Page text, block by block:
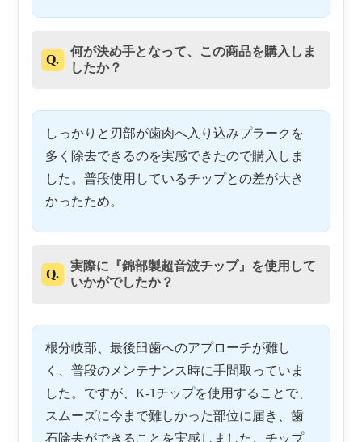
Q.
何が決め手となって、この商品を購入しま
したか？
しっかりと刃部が歯肉へ入り込みプラークを
多く除去できるのを実感できたので購入しま
した。普段使用しているチップとの差が大き
かったため。
Q.
実際に『錦部製超音波チップ』を使用して
いかがでしたか？
根分岐部、最後臼歯へのアプローチが難し
く、普段のメンテナンス時に手間取っていま
した。ですが、K-1チップを使用することで、
スムーズに今まで難しかった部位に届き、歯
石除去ができることを実感しました。チップ